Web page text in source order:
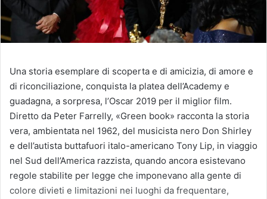
Una storia esemplare di scoperta e di amicizia, di amore e
di riconciliazione, conquista la platea dell’Academy e
guadagna, a sorpresa, l’Oscar 2019 per il miglior film.
Diretto da Peter Farrelly, «Green book» racconta la storia
vera, ambientata nel 1962, del musicista nero Don Shirley
e dell’autista buttafuori italo-americano Tony Lip, in viaggio
nel Sud dell’America razzista, quando ancora esistevano
regole stabilite per legge che imponevano alla gente di
colore divieti e limitazioni nei luoghi da frequentare,